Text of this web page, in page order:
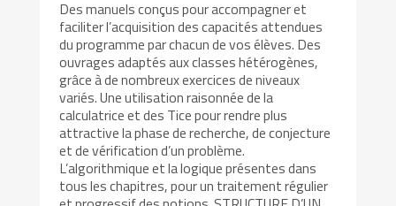
Des manuels conçus pour accompagner et
faciliter l’acquisition des capacités attendues
du programme par chacun de vos élèves. Des
ouvrages adaptés aux classes hétérogènes,
grâce à de nombreux exercices de niveaux
variés. Une utilisation raisonnée de la
calculatrice et des Tice pour rendre plus
attractive la phase de recherche, de conjecture
et de vérification d’un problème.
L’algorithmique et la logique présentes dans
tous les chapitres, pour un traitement régulier